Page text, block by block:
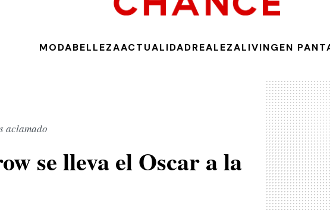
MODABELLEZAACTUALIDADREALEZALIVINGEN
aclamado
se lleva el Oscar a la